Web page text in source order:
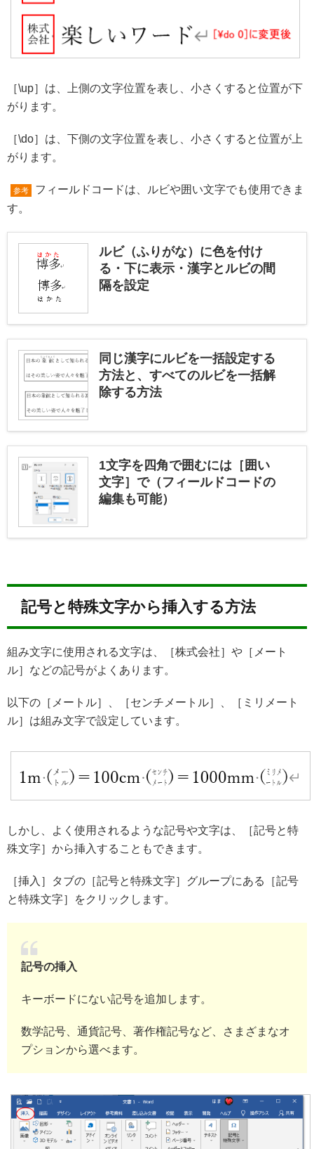
［\up］は、上側の文字位置を表し、小さくすると位置が下
がります。
［\do］は、下側の文字位置を表し、小さくすると位置が上
がります。
参考
フィールドコードは、ルビや囲い文字でも使用できま
す。
ルビ（ふりがな）に色を付け
る・下に表示・漢字とルビの間
隔を設定
同じ漢字にルビを一括設定する
方法と、すべてのルビを一括解
除する方法
1文字を四角で囲むには［囲い
文字］で（フィールドコードの
編集も可能）
記号と特殊文字から挿入する方法
組み文字に使用される文字は、［株式会社］や［メート
ル］などの記号がよくあります。
以下の［メートル］、［センチメートル］、［ミリメート
ル］は組み文字で設定しています。
しかし、よく使用されるような記号や文字は、［記号と特
殊文字］から挿入することもできます。
［挿入］タブの［記号と特殊文字］グループにある［記号
と特殊文字］をクリックします。
記号の挿入
キーボードにない記号を追加します。
数学記号、通貨記号、著作権記号など、さまざまなオ
プションから選べます。